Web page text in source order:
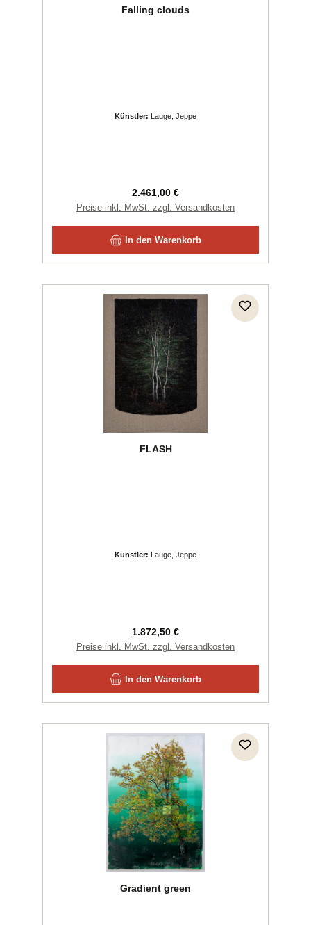
Falling clouds
Künstler: Lauge, Jeppe
Regulärer Preis:
2.461,00 €
Preise inkl. MwSt. zzgl. Versandkosten
In den Warenkorb
FLASH
Künstler: Lauge, Jeppe
Regulärer Preis:
1.872,50 €
Preise inkl. MwSt. zzgl. Versandkosten
In den Warenkorb
Gradient green